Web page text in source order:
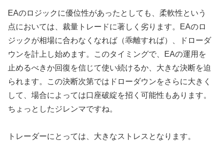
EAのロジックに優位性があったとしても、柔軟性という
点においては、裁量トレードに著しく劣ります。EAのロ
ジックが相場に合わなくなれば（乖離すれば）、ドローダ
ウンを計上し始めます。このタイミングで、EAの運用を
止めるべきか回復を信じて使い続けるか、大きな決断を迫
られます。この決断次第ではドローダウンをさらに大きく
して、場合によっては口座破綻を招く可能性もあります。
ちょっとしたジレンマですね。
トレーダーにとっては、大きなストレスとなります。